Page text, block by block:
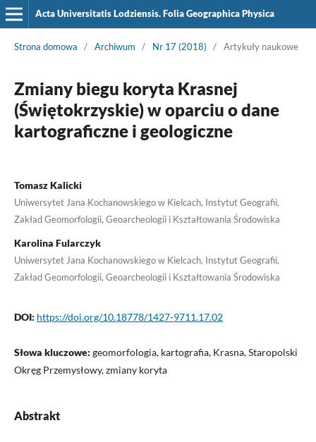
Acta Universitatis Lodziensis. Folia Geographica Physica
Strona domowa / Archiwum / Nr 17 (2018) / Artykuły naukowe
Zmiany biegu koryta Krasnej
(Świętokrzyskie) w oparciu o dane
kartograficzne i geologiczne
Tomasz Kalicki
Uniwersytet Jana Kochanowskiego w Kielcach, Instytut Geografii,
Zakład Geomorfologii, Geoarcheologii i Kształtowania Środowiska
Karolina Fularczyk
Uniwersytet Jana Kochanowskiego w Kielcach, Instytut Geografii,
Zakład Geomorfologii, Geoarcheologii i Kształtowania Środowiska
DOI: https://doi.org/10.18778/1427-9711.17.02
Słowa kluczowe: geomorfologia, kartografia, Krasna, Staropolski
Okręg Przemysłowy, zmiany koryta
Abstrakt